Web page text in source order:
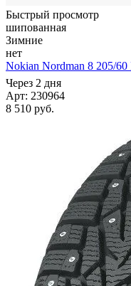
Быстрый просмотр
шипованная
Зимние
нет
Nokian Nordman 8 205/
Через 2 дня
Арт: 230964
8 510 руб.